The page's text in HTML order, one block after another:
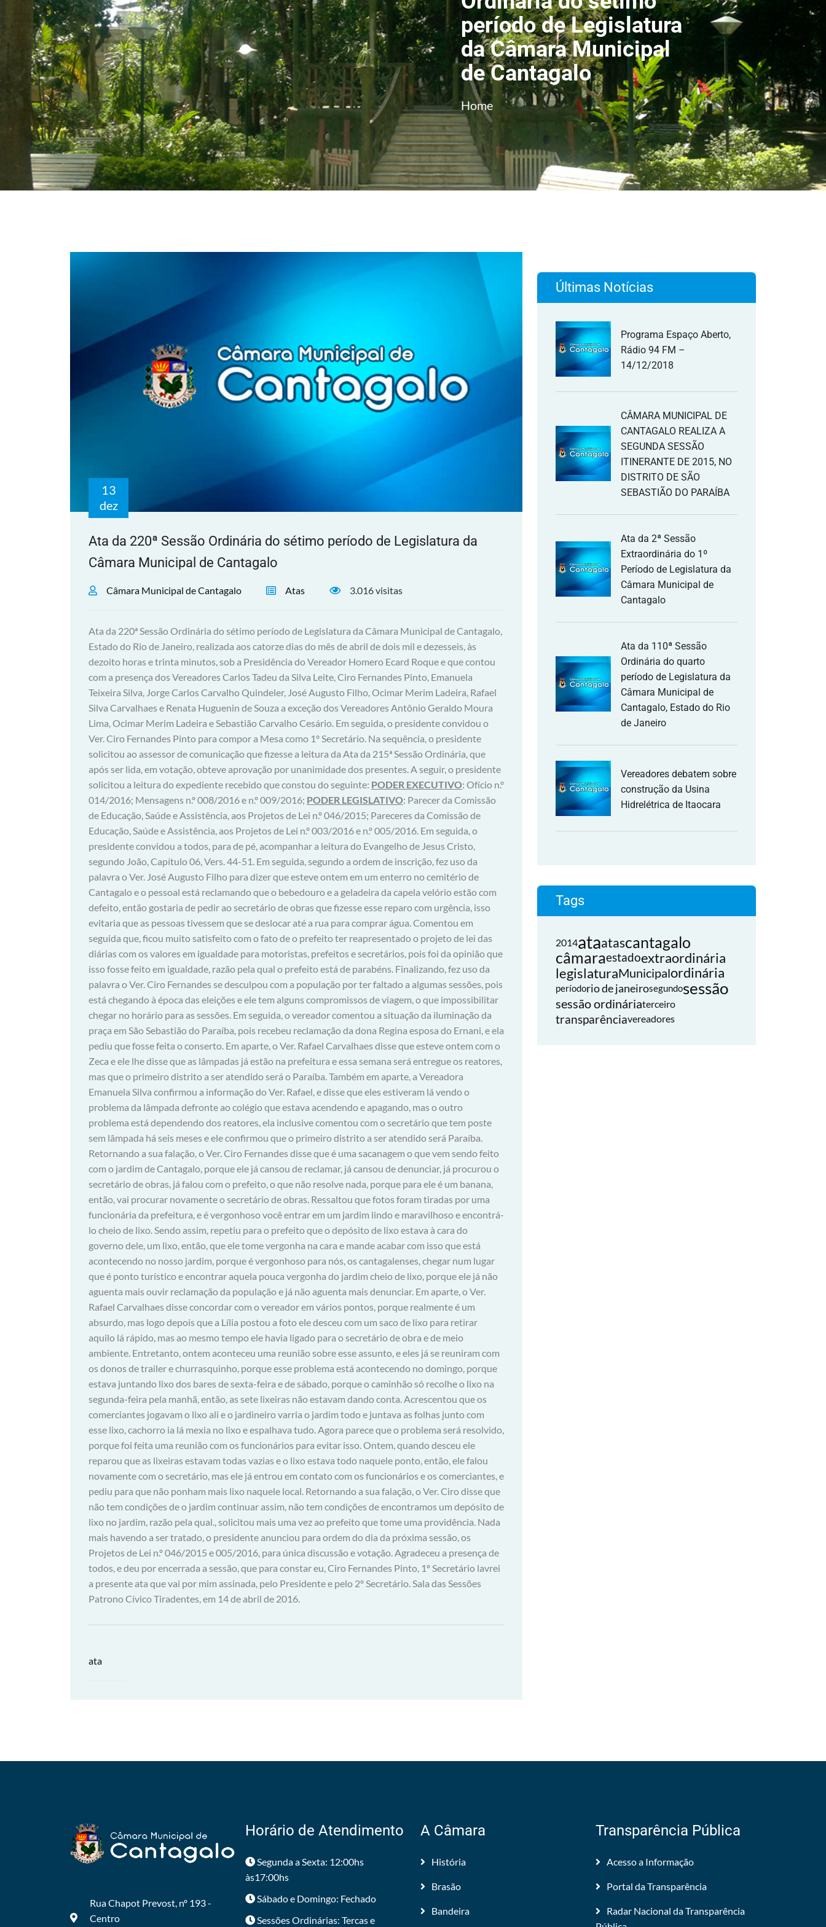
período de Legislatura
da Câmara Municipal
de Cantagalo
Home
13
dez
Ata da 220ª Sessão Ordinária do sétimo período de Legislatura da
Câmara Municipal de Cantagalo
Câmara Municipal de Cantagalo Atas 3.016 visitas
Ata da 220ª Sessão Ordinária do sétimo período de Legislatura da Câmara Municipal de Cantagalo,
Estado do Rio de Janeiro, realizada aos catorze dias do mês de abril de dois mil e dezesseis, às
dezoito horas e trinta minutos, sob a Presidência do Vereador Homero Ecard Roque e que contou
com a presença dos Vereadores Carlos Tadeu da Silva Leite, Ciro Fernandes Pinto, Emanuela
Teixeira Silva, Jorge Carlos Carvalho Quindeler, José Augusto Filho, Ocimar Merim Ladeira, Rafael
Silva Carvalhaes e Renata Huguenin de Souza a exceção dos Vereadores Antônio Geraldo Moura
Lima, Ocimar Merim Ladeira e Sebastião Carvalho Cesário. Em seguida, o presidente convidou o
Ver. Ciro Fernandes Pinto para compor a Mesa como 1º Secretário. Na sequência, o presidente
solicitou ao assessor de comunicação que fizesse a leitura da Ata da 215ª Sessão Ordinária, que
após ser lida, em votação, obteve aprovação por unanimidade dos presentes. A seguir, o presidente
solicitou a leitura do expediente recebido que constou do seguinte: PODER EXECUTIVO: Ofício n.º
014/2016; Mensagens n.º 008/2016 e n.º 009/2016; PODER LEGISLATIVO: Parecer da Comissão
de Educação, Saúde e Assistência, aos Projetos de Lei n.º 046/2015; Pareceres da Comissão de
Educação, Saúde e Assistência, aos Projetos de Lei n.º 003/2016 e n.º 005/2016. Em seguida, o
presidente convidou a todos, para de pé, acompanhar a leitura do Evangelho de Jesus Cristo,
segundo João, Capítulo 06, Vers. 44-51. Em seguida, segundo a ordem de inscrição, fez uso da
palavra o Ver. José Augusto Filho para dizer que esteve ontem em um enterro no cemitério de
Cantagalo e o pessoal está reclamando que o bebedouro e a geladeira da capela velório estão com
defeito, então gostaria de pedir ao secretário de obras que fizesse esse reparo com urgência, isso
evitaria que as pessoas tivessem que se deslocar até a rua para comprar água. Comentou em
seguida que, ficou muito satisfeito com o fato de o prefeito ter reapresentado o projeto de lei das
diárias com os valores em igualdade para motoristas, prefeitos e secretários, pois foi da opinião que
isso fosse feito em igualdade, razão pela qual o prefeito está de parabéns. Finalizando, fez uso da
palavra o Ver. Ciro Fernandes se desculpou com a população por ter faltado a algumas sessões, pois
está chegando à época das eleições e ele tem alguns compromissos de viagem, o que impossibilitar
chegar no horário para as sessões. Em seguida, o vereador comentou a situação da iluminação da
praça em São Sebastião do Paraíba, pois recebeu reclamação da dona Regina esposa do Ernani, e ela
pediu que fosse feita o conserto. Em aparte, o Ver. Rafael Carvalhaes disse que esteve ontem com o
Zeca e ele lhe disse que as lâmpadas já estão na prefeitura e essa semana será entregue os reatores,
mas que o primeiro distrito a ser atendido será o Paraíba. Também em aparte, a Vereadora
Emanuela Silva confirmou a informação do Ver. Rafael, e disse que eles estiveram lá vendo o
problema da lâmpada defronte ao colégio que estava acendendo e apagando, mas o outro
problema está dependendo dos reatores, ela inclusive comentou com o secretário que tem poste
sem lâmpada há seis meses e ele confirmou que o primeiro distrito a ser atendido será Paraíba.
Retornando a sua falação, o Ver. Ciro Fernandes disse que é uma sacanagem o que vem sendo feito
com o jardim de Cantagalo, porque ele já cansou de reclamar, já cansou de denunciar, já procurou o
secretário de obras, já falou com o prefeito, o que não resolve nada, porque para ele é um banana,
então, vai procurar novamente o secretário de obras. Ressaltou que fotos foram tiradas por uma
funcionária da prefeitura, e é vergonhoso você entrar em um jardim lindo e maravilhoso e encontrá-
lo cheio de lixo. Sendo assim, repetiu para o prefeito que o depósito de lixo estava à cara do
governo dele, um lixo, então, que ele tome vergonha na cara e mande acabar com isso que está
acontecendo no nosso jardim, porque é vergonhoso para nós, os cantagalenses, chegar num lugar
que é ponto turístico e encontrar aquela pouca vergonha do jardim cheio de lixo, porque ele já não
aguenta mais ouvir reclamação da população e já não aguenta mais denunciar. Em aparte, o Ver.
Rafael Carvalhaes disse concordar com o vereador em vários pontos, porque realmente é um
absurdo, mas logo depois que a Lília postou a foto ele desceu com um saco de lixo para retirar
aquilo lá rápido, mas ao mesmo tempo ele havia ligado para o secretário de obra e de meio
ambiente. Entretanto, ontem aconteceu uma reunião sobre esse assunto, e eles já se reuniram com
os donos de trailer e churrasquinho, porque esse problema está acontecendo no domingo, porque
estava juntando lixo dos bares de sexta-feira e de sábado, porque o caminhão só recolhe o lixo na
segunda-feira pela manhã, então, as sete lixeiras não estavam dando conta. Acrescentou que os
comerciantes jogavam o lixo ali e o jardineiro varria o jardim todo e juntava as folhas junto com
esse lixo, cachorro ia lá mexia no lixo e espalhava tudo. Agora parece que o problema será resolvido,
porque foi feita uma reunião com os funcionários para evitar isso. Ontem, quando desceu ele
reparou que as lixeiras estavam todas vazias e o lixo estava todo naquele ponto, então, ele falou
novamente com o secretário, mas ele já entrou em contato com os funcionários e os comerciantes, e
pediu para que não ponham mais lixo naquele local. Retornando a sua falação, o Ver. Ciro disse que
não tem condições de o jardim continuar assim, não tem condições de encontramos um depósito de
lixo no jardim, razão pela qual., solicitou mais uma vez ao prefeito que tome uma providência. Nada
mais havendo a ser tratado, o presidente anunciou para ordem do dia da próxima sessão, os
Projetos de Lei n.º 046/2015 e 005/2016, para única discussão e votação. Agradeceu a presença de
todos, e deu por encerrada a sessão, que para constar eu, Ciro Fernandes Pinto, 1º Secretário lavrei
a presente ata que vai por mim assinada, pelo Presidente e pelo 2º Secretário. Sala das Sessões
Patrono Cívico Tiradentes, em 14 de abril de 2016.
ata
Últimas Notícias
Programa Espaço Aberto,
Rádio 94 FM –
14/12/2018
CÂMARA MUNICIPAL DE
CANTAGALO REALIZA A
SEGUNDA SESSÃO
ITINERANTE DE 2015, NO
DISTRITO DE SÃO
SEBASTIÃO DO PARAÍBA
Ata da 2ª Sessão
Extraordinária do 1º
Período de Legislatura da
Câmara Municipal de
Cantagalo
Ata da 110ª Sessão
Ordinária do quarto
período de Legislatura da
Câmara Municipal de
Cantagalo, Estado do Rio
de Janeiro
Vereadores debatem sobre
construção da Usina
Hidrelétrica de Itaocara
Tags
2014ataatascantagalo
câmaraestadoextraordinária
legislaturaMunicipalordinária
períodorio de janeirosegundosessão
sessão ordináriaterceiro
transparênciavereadores
Rua Chapot Prevost, nº 193 -
Centro
Horário de Atendimento
Segunda a Sexta: 12:00hs
às17:00hs
Sábado e Domingo: Fechado
Sessões Ordinárias: Tercas e
A Câmara
História
Brasão
Bandeira
Transparência Pública
Acesso a Informação
Portal da Transparência
Radar Nacional da Transparência